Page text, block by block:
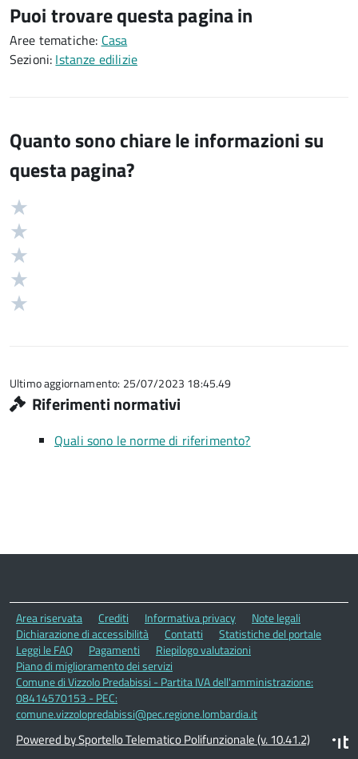
Puoi trovare questa pagina in
Aree tematiche: Casa
Sezioni: Istanze edilizie
Quanto sono chiare le informazioni su
questa pagina?
Valutazione
5
Ultimo aggiornamento: 25/07/2023 18:45.49
Riferimenti normativi
Quali sono le norme di riferimento?
Area riservata Crediti Informativa privacy
Note legali
Dichiarazione di accessibilità
Contatti
Statistiche del portale
Leggi le FAQ
Pagamenti
Riepilogo valutazioni
Piano di miglioramento dei servizi
Comune di Vizzolo Predabissi - Partita IVA dell'amministrazione:
08414570153 - PEC:
comune.vizzolopredabissi@pec.regione.lombardia.it
Powered by Sportello Telematico Polifunzionale (v. 10.41.2)